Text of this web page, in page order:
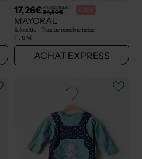
17,26€Prix boutique :
34,50€ -50%
MAYORAL
Salopette - Tissage popeline beige
T : 6 M
ACHAT EXPRESS